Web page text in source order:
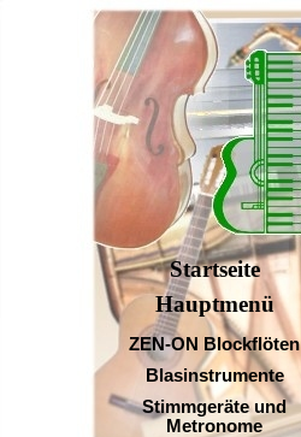
Startseite
Hauptmenü
ZEN-ON Blockflöten
Blasinstrumente
Stimmgeräte und
Metronome